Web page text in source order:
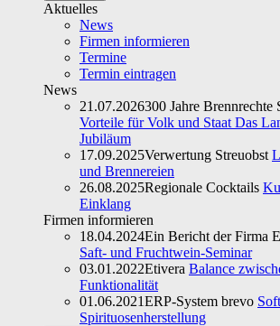
Aktuelles
News
Firmen informieren
Termine
Termin eintragen
News
21.07.2026300 Jahre Brennrechte
Vorteile für Volk und Staat Das
Jubiläum
17.09.2025Verwertung Streuobst
und Brennereien
26.08.2025Regionale Cocktails
Einklang
Firmen informieren
18.04.2024Ein Bericht der Firma
Saft- und Fruchtwein-Seminar
03.01.2022Etivera Balance
Funktionalität
01.06.2021ERP-System brevo
Spirituosenherstellung